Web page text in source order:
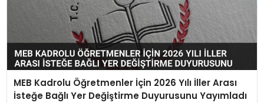
MEB Kadrolu Öğretmenler İçin 2026 Yılı İller Arası
İsteğe Bağlı Yer Değiştirme Duyurusunu Yayımladı